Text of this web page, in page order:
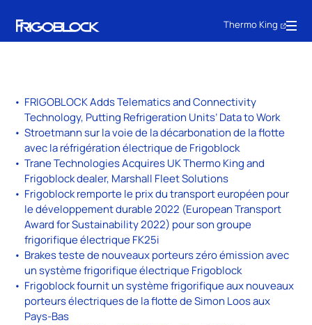
Thermo King
FRIGOBLOCK Adds Telematics and Connectivity
Technology, Putting Refrigeration Units’ Data to Work
Stroetmann sur la voie de la décarbonation de la flotte
avec la réfrigération électrique de Frigoblock
Trane Technologies Acquires UK Thermo King and
Frigoblock dealer, Marshall Fleet Solutions
Frigoblock remporte le prix du transport européen pour
le développement durable 2022 (European Transport
Award for Sustainability 2022) pour son groupe
frigorifique électrique FK25i
Brakes teste de nouveaux porteurs zéro émission avec
un système frigorifique électrique Frigoblock
Frigoblock fournit un système frigorifique aux nouveaux
porteurs électriques de la flotte de Simon Loos aux
Pays-Bas